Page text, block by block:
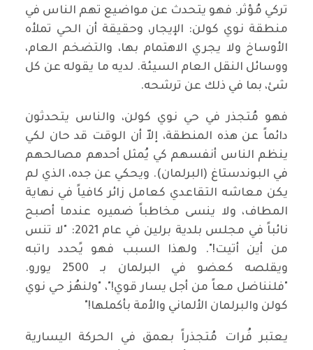
تركي مُؤثر. فهو يتحدث عن مواضيع تهم الناس في
منطقة نوي كولن: الإيجار، وحقيقة أن الحي تملأه
الأوساخ ولا يجري الاهتمام بها، والتضخم العام،
ووسائل النقل العام السيئة. لديه ما يقوله عن كل
شئ، بما في ذلك عن ترشحه.
فهو مُتجذر في حي نوي كولن، والناس يتحدثون
دائماً عن هذه المنطقة، إلاّ أن الوقت قد حان لكي
ينظم الناس أنفسهم كي يُمثل أحدهم مصالحهم
في البوندستاغ (البرلمان). ويحكي عن جده، الذي لم
يكن معاشه التقاعدي كعامل زائر كافياً في نهاية
المطاف، ولا ينسى مخاطباً ضميره عندما أصبح
نائباً في مجلس بلدية برلين في عام 2021: "لا تنس
من أين أتيت!". ولهذا السبب فهو يًحدد راتبه
ويقلصه كعضو في البرلمان بـ 2500 يورو.
"فلنناضل معاً من أجل يسار قوي!"، "ولنهُز حي نوي
كولن والبرلمان الألماني والأمة بأكملها!"
يعتبر فُرات مُتجذراً بعمق في الحركة اليسارية